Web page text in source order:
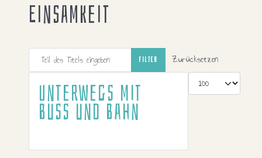
Einsamkeit
Teil des Titels eingeben
FILTER Zurücksetzen
Anzeige #
Unterwegs mit
Buss und Bahn